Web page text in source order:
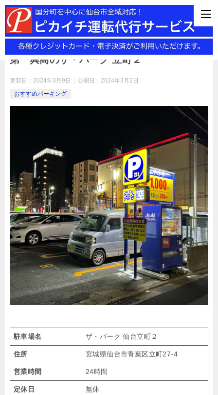
国分町・泉中央での運転代行サービスを格安料金でご提供します。各
ジットカード・QRコード決済がご利用頂けます。PayPay払いもOK！
第一興商のザ・パーク 立町２
更新日： 2024年3月9日 公開日： 2024年3月2日
おすすめパーキング
駐車場名 ザ・パーク 仙台立町２
住所 宮城県仙台市青葉区立町27-4
営業時間 24時間
定休日 無休